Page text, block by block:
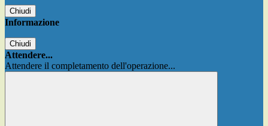
Chiudi
Informazione
Chiudi
Attendere...
Attendere il completamento dell'operazione...